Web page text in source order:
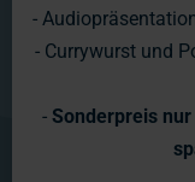
Auch das
natürlich
Carsystem,
-
- Currywurst und
- Sonderpreis nur